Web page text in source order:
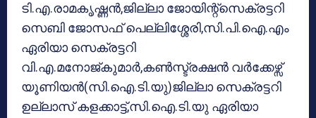
ടി.എ.രാമകൃഷ്ണൻ,ജില്ലാ ജോയിന്റ്സെക്രട്ടറി
സെബി ജോസഫ് പെല്ലിശ്ശേരി,സി.പി.ഐ.എം
ഏരിയാ സെക്രട്ടറി
വി.എ.മനോജ്കുമാർ,കൺസ്ട്രക്ഷൻ വർക്കേഴ്സ്
യൂണിയൻ(സി.ഐ.ടി.യു)ജില്ലാ സെക്രട്ടറി
ഉല്ലാസ് കളക്കാട്ട്,സി.ഐ.ടി.യു ഏരിയാ